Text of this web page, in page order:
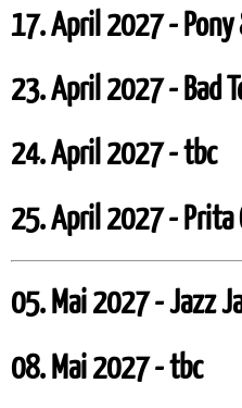
17. April 2027 -
23. April 2027 - Bad
24. April 2027 - tbc
25. April 2027 - Prita
05. Mai 2027 - Jazz
08. Mai 2027 - tbc